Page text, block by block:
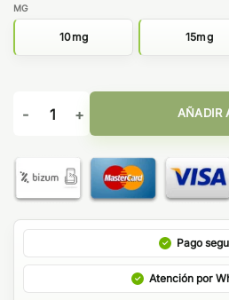
MG
10mg 15mg
Montreal Original Salts Villa Maria
AÑADIR
Pago
Atención por